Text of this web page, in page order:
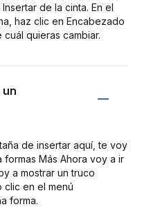
de la cinta. En el
haz clic en Encabezado
quieras cambiar.
un
de insertar aquí, te voy
formas Más Ahora voy a ir
a mostrar un truco
clic en el menú
forma.